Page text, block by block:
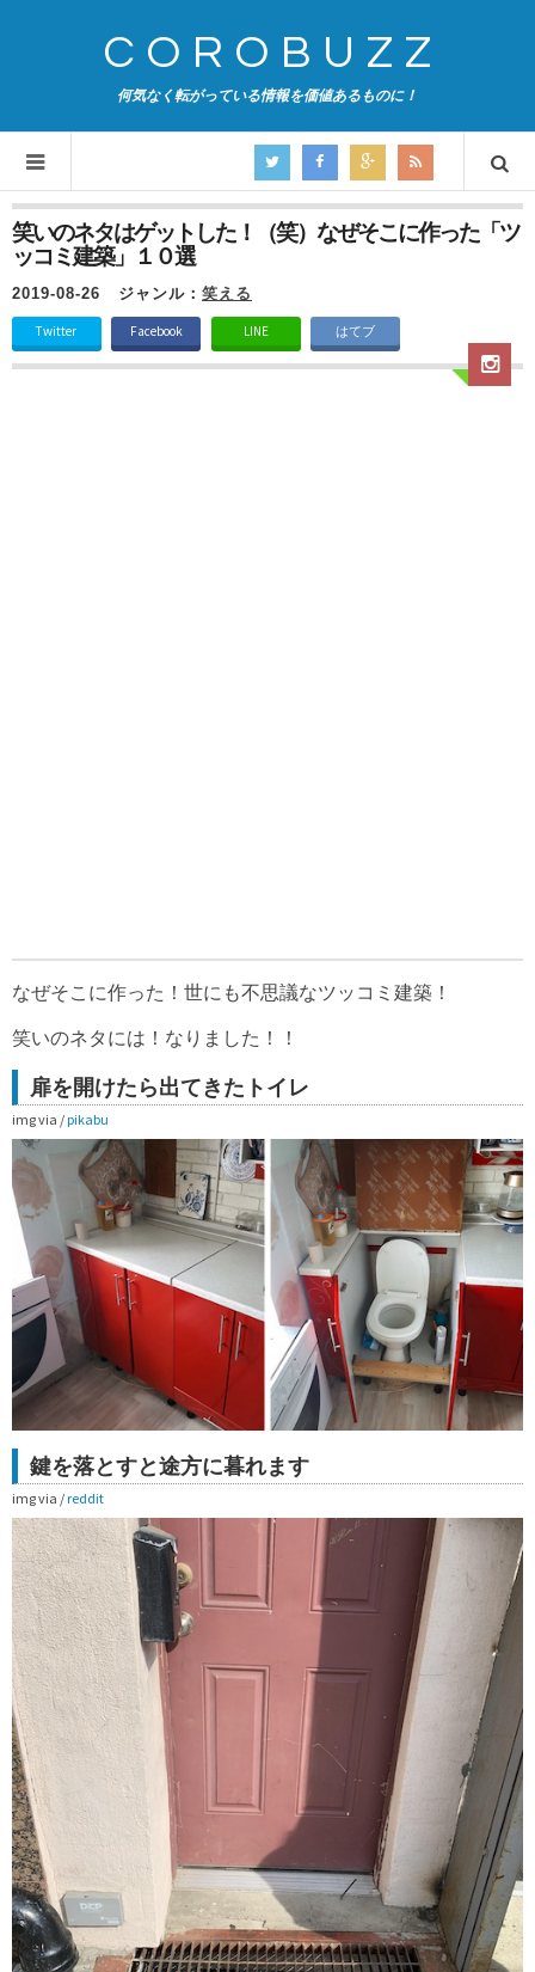
COROBUZZ
何気なく転がっている情報を価値あるものに！
笑いのネタはゲットした！（笑）なぜそこに作った「ツ
ッコミ建築」１０選
2019-08-26 ジャンル： 笑える
Twitter Facebook LINE はてブ
なぜそこに作った！世にも不思議なツッコミ建築！
笑いのネタには！なりました！！
扉を開けたら出てきたトイレ
img via / pikabu
鍵を落とすと途方に暮れます
img via / reddit